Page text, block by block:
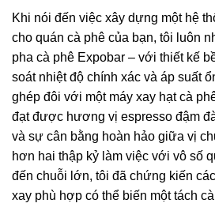
Khi nói đến việc xây dựng một hệ
cho quán cà phê của bạn, tôi luôn
pha cà phê Expobar – với thiết kế
soát nhiệt độ chính xác và áp suất
ghép đôi với một máy xay hạt cà
đạt được hương vị espresso đậm
và sự cân bằng hoàn hảo giữa vị
hơn hai thập kỷ làm việc với vô số
đến chuỗi lớn, tôi đã chứng kiến
xay phù hợp có thể biến một tách